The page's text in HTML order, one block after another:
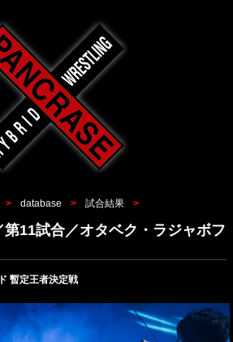
database 試合結果
11試合／オタベク・ラジャボフ
暫定王者決定戦